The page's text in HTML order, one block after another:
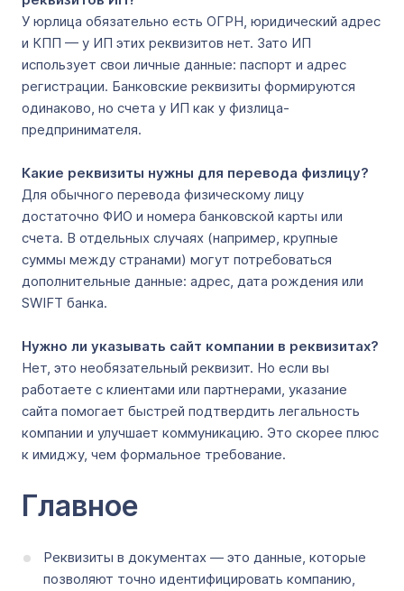
У юрлица обязательно есть ОГРН, юридический адрес
и КПП — у ИП этих реквизитов нет. Зато ИП
использует свои личные данные: паспорт и адрес
регистрации. Банковские реквизиты формируются
одинаково, но счета у ИП как у физлица-
предпринимателя.
Какие реквизиты нужны для перевода физлицу?
Для обычного перевода физическому лицу
достаточно ФИО и номера банковской карты или
счета. В отдельных случаях (например, крупные
суммы между странами) могут потребоваться
дополнительные данные: адрес, дата рождения или
SWIFT банка.
Нужно ли указывать сайт компании в реквизитах?
Нет, это необязательный реквизит. Но если вы
работаете с клиентами или партнерами, указание
сайта помогает быстрей подтвердить легальность
компании и улучшает коммуникацию. Это скорее плюс
к имиджу, чем формальное требование.
Главное
Реквизиты в документах ― это данные, которые
позволяют точно идентифицировать компанию,